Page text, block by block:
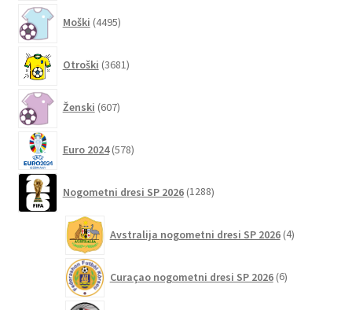
Moški 4495izdelkov
Otroški 3681izdelkov
Ženski 607izdelkov
Euro 2024 578izdelkov
Nogometni dresi SP 2026 1288izdelkov
Avstralija nogometni dresi SP 2026 4izdelki
Curaçao nogometni dresi SP 2026 6izdelkov